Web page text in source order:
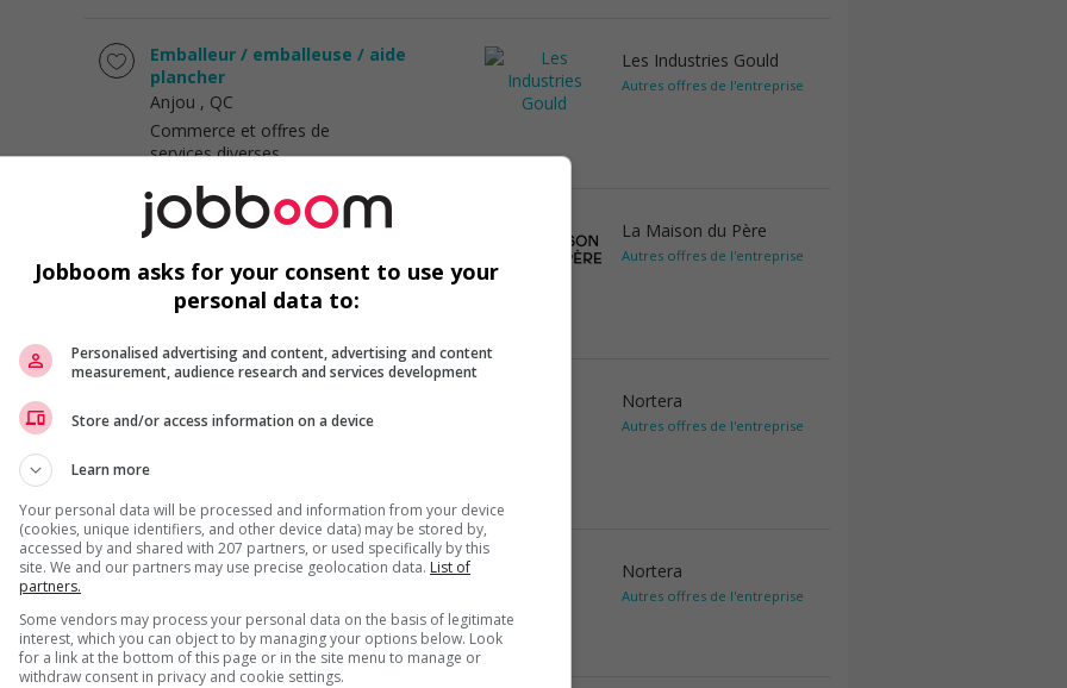
Emballeur / emballeuse / aide
plancher
Anjou , QC
Commerce et offres de
services diverses
Les Industries Gould
Autres offres de l'entreprise
Intervenant psychosocial résidence
Montréal, QC
Services sociaux, sciences
La Maison du Père
Autres offres de l'entreprise
demeleur
Nortera
Autres offres de l'entreprise
Opérateur à la stérilisation de soir
Construction, production
et manutention
Nortera
Autres offres de l'entreprise
Jobboom asks for your consent to use your
personal data to:
Personalised advertising and content, advertising and content
measurement, audience research and services development
Store and/or access information on a device
Learn more
Your personal data will be processed and information from your device
(cookies, unique identifiers, and other device data) may be stored by,
accessed by and shared with 207 partners, or used specifically by this
site. We and our partners may use precise geolocation data. List of
partners.
Some vendors may process your personal data on the basis of legitimate
interest, which you can object to by managing your options below. Look
for a link at the bottom of this page or in the site menu to manage or
withdraw consent in privacy and cookie settings.